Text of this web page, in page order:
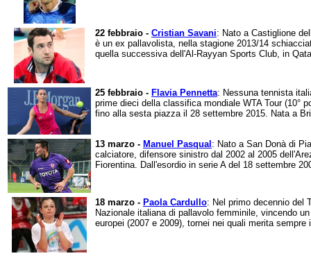
22 febbraio - Cristian Savani: Nato a Castiglione
è un ex pallavolista, nella stagione 2013/14
quella successiva dell'Al-Rayyan Sports Club, in
25 febbraio - Flavia Pennetta: Nessuna tennista
prime dieci della classifica mondiale WTA Tour (10°
fino alla sesta piazza il 28 settembre 2015. Nata a
13 marzo - Manuel Pasqual : Nato a San Donà di
calciatore, difensore sinistro dal 2002 al 2005
Fiorentina. Dall'esordio in serie A del 18 settembre
18 marzo - Paola Cardullo: Nel primo decennio del
Nazionale italiana di pallavolo femminile, vincendo
europei (2007 e 2009), tornei nei quali merita sempre